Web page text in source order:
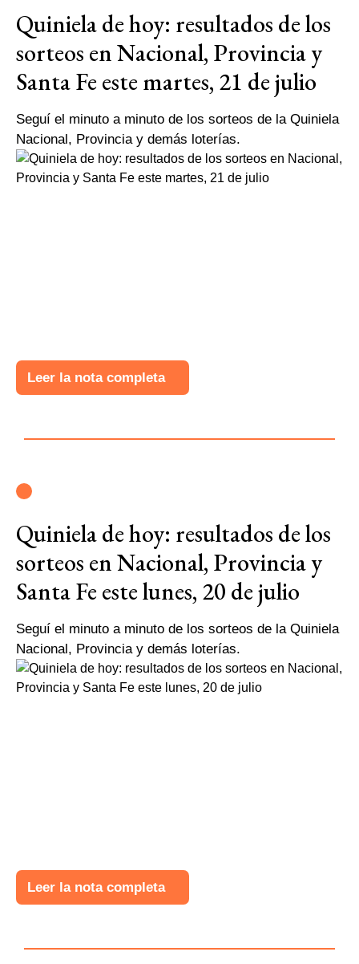
Quiniela de hoy: resultados de los
sorteos en Nacional, Provincia y
Santa Fe este martes, 21 de julio
Seguí el minuto a minuto de los sorteos de la Quiniela
Nacional, Provincia y demás loterías.
Leer la nota completa
Quiniela de hoy: resultados de los
sorteos en Nacional, Provincia y
Santa Fe este lunes, 20 de julio
Seguí el minuto a minuto de los sorteos de la Quiniela
Nacional, Provincia y demás loterías.
Leer la nota completa